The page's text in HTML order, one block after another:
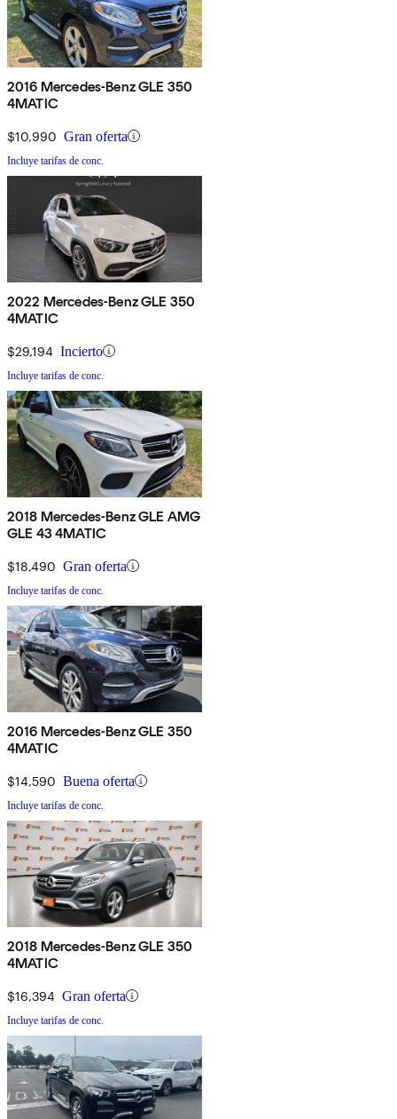
2016 Mercedes-Benz GLE 350
4MATIC
$10,990 Gran oferta
Incluye tarifas de conc.
2022 Mercedes-Benz GLE 350
4MATIC
$29,194 Incierto
Incluye tarifas de conc.
2018 Mercedes-Benz GLE AMG
GLE 43 4MATIC
$18,490 Gran oferta
Incluye tarifas de conc.
2016 Mercedes-Benz GLE 350
4MATIC
$14,590 Buena oferta
Incluye tarifas de conc.
2018 Mercedes-Benz GLE 350
4MATIC
$16,394 Gran oferta
Incluye tarifas de conc.